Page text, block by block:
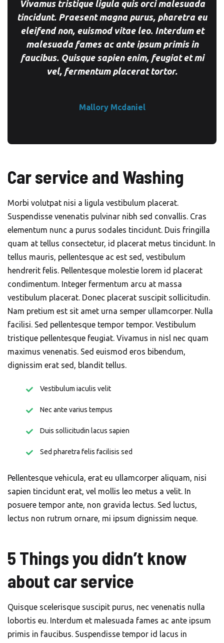
Vivamus tristique ligula quis orci malesuada
tincidunt. Praesent magna purus, pharetra eu
eleifend non, euismod vitae leo. Interdum et
malesuada fames ac ante ipsum primis in
faucibus. Quisque sapien enim, feugiat et mi
vel, fermentum placerat tortor.
Mallory Mcdaniel
Car service and Washing
Morbi volutpat nisi a ligula vestibulum placerat.
Suspendisse venenatis pulvinar nibh sed convallis. Cras
elementum nunc a purus sodales tincidunt. Duis fringilla
quam at tellus consectetur, id placerat metus tincidunt. In
tellus mauris, pellentesque ac est sed, vestibulum
hendrerit felis. Pellentesque molestie lorem id placerat
condimentum. Integer fermentum arcu at massa
vestibulum placerat. Donec placerat suscipit sollicitudin.
Nam pretium est sit amet urna semper ullamcorper. Nulla
facilisi. Sed pellentesque tempor tempor. Vestibulum
tristique pellentesque feugiat. Vivamus in nisl nec quam
maximus venenatis. Sed euismod eros bibendum,
dignissim erat sed, blandit tellus.
Vestibulum iaculis velit
Nec ante varius tempus
Duis sollicitudin lacus sapien
Sed pharetra felis facilisis sed
Pellentesque vehicula, erat eu ullamcorper aliquam, nisi
sapien tincidunt erat, vel mollis leo metus a velit. In
posuere tempor ante, non gravida lectus. Sed luctus,
lectus non rutrum ornare, mi ipsum dignissim neque.
5 Things you didn’t know
about car service
Quisque scelerisque suscipit purus, nec venenatis nulla
lobortis eu. Interdum et malesuada fames ac ante ipsum
primis in faucibus. Suspendisse tempor id lacus in